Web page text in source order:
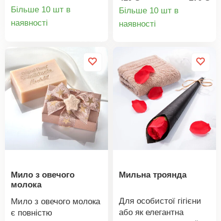
безпечніший: пемза
Здивуйтеся, які
Більше 10 шт в
наявності
чистяться і придатні
використання. Ідеальні
миються. У практичній
коробці. Набір з 2
штук.
Більше 10 шт в
наявності
Мило з овечого
молока
Мило з овечого молока
є повністю
Мильна троянда
Для особистої гігієни
або як елегантна